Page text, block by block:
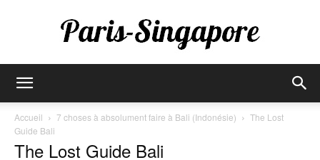
Singapore
Accueil 7 choses à absolument faire à Bali (Indonésie)
The Lost
Guide Bali
The Lost Guide Bali